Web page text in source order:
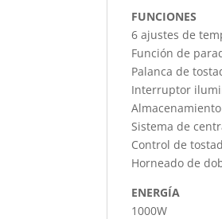
FUNCIONES
6 ajustes de
Función de
Palanca de
Interruptor
Sistema de
Control de
Horneado de
ENERGÍA
1000W